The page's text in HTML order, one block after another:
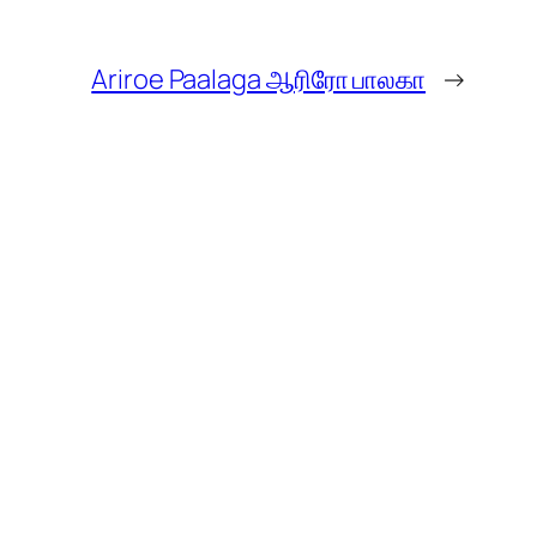
Ariroe Paalaga ஆரிரோ பாலகா →